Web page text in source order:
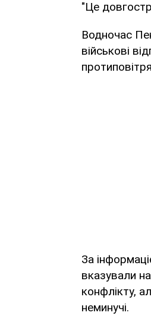
"Це
Водночас
військові
За
вказували
конфлікту,
неминучі.